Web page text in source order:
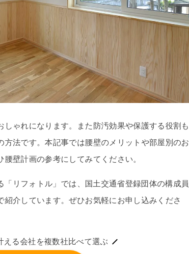
ゃれになります。また防汚効果や保護する役割も
法です。本記事では腰壁のメリットや部屋別のお
壁計画の参考にしてみてください。
リフォトル」では、国土交通省登録団体の構成員
介しています。ぜひお気軽にお申し込みくださ
える会社を複数社比べて選ぶ